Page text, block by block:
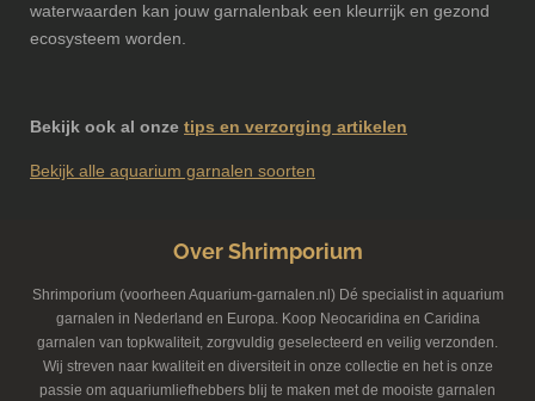
waterwaarden kan jouw garnalenbak een kleurrijk en gezond
ecosysteem worden.
Bekijk ook al onze tips en verzorging artikelen
Bekijk alle aquarium garnalen soorten
Over Shrimporium
Shrimporium (voorheen Aquarium-garnalen.nl) Dé specialist in aquarium
garnalen in Nederland en Europa. Koop Neocaridina en Caridina
garnalen van topkwaliteit, zorgvuldig geselecteerd en veilig verzonden.
Wij streven naar kwaliteit en diversiteit in onze collectie en het is onze
passie om aquariumliefhebbers blij te maken met de mooiste garnalen